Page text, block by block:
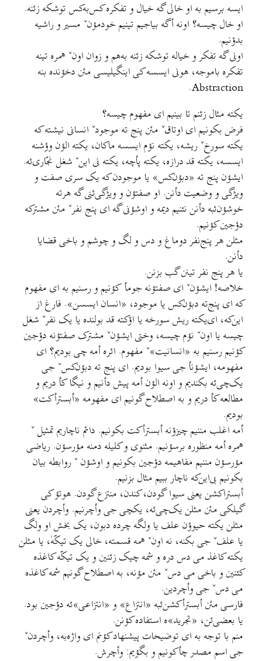
ایسه برسیم به او خالی گه خیال و تفکره کس‌به‌کس توشکه زئنه.
او خال چیسه؟ اونه أگه بیاجیم تینیم خودمؤنˇ مسیر و راشیه
بدؤنیم.
اونی گه تفکر و خیاله توشکه زئنه به‌هم و زوان اونˇ همره تینه
تفکره باموجه، هونی ایسسه کی اینگیلیسی مئن دخؤنده بنه
Abstraction.
یکته مثال زئنم تا بینیم ای مفهوم چیسه؟
فرض بکونیم ای اوتاقˇ مئن پنج ته موجودˇ انسانی نیشته که
یکته سورخˇ ریشه، یکته نؤم ایسسه ماکان، یکته الؤن وؤشنه
ایسسه، یکته قد درازه، یکته پأچه، یکته نی اینˇ شغل نجّاری‌ئه.
ایشؤن پنج ته «دبؤن‌کس» یا موجودن که یک سری صفت و
ویژگی و وضعیت دأنن. او صفتؤن و ویژگی‌ئنی گه هرته
خوشؤن‌ئبه دأنن نئنیم دیمه و اوشؤنی گه ای پنج‌ نفرˇ مئن مشترکه
دؤجین کؤنیم.
مثلن هر پنج‌نفر دوماغ و دس و لگ و چوشم و باخی قضایا
دأنن.
یا هر پنج نفر تینن گب بزنن.
خلاصه! ایشؤنˇ ای صفتؤنه جومأ کؤنیم و رسنیم به ای مفهوم
که ای پنج‌ته دبؤن‌کس یا موجود، «انسان ایسسن». فارغ از
این‌که، ای‌یکته ریش سورخه یا اؤکته قد بولنده یا یک نفرˇ شغل
چیسه یا اونˇ نؤم چیسه، وختی ایشؤنˇ مشترک صفتؤنه دؤجین
کؤنیم رسنیم به «انسانیت»ˇ مفهوم. ائره أمه چی بودیم؟ ای
مفهومه، ایشؤنأ جی سیوا بودیم. ای پنج ته دبؤن‌کسˇ جی
یک‌چی‌ئه بکندیم و اونه الؤن أمه پیش دأنیم و نیگا کأ دریم و
مطالعه کأ دریم و به اصطلاح گونیم ای مفهومه «أبسترأکت»
بودیم.
أمه اغلب مننیم چیزؤنه أبسترأکت بکونیم. دائم ناچاریم تمثیل ˇ
همره أمه منظوره برسؤنیم. مثنوی و کلیله دمنه مؤرسؤن. ریاضی
مؤرسؤن مننیم مفاهیمه دؤجین بکونیم و اوشؤن ˇ روابطه بیان
بکونیم بی‌این‌که ناچار ببیم مثال بزنیم.
أبستراکشن یعنی سیوا گودن، کندن، منتزع گودن. هوتؤ کی
گیلکی مئن مثلن یک‌چی‌ئه، یکچی جی وأچرنیم. وأچردن یعنی
مثلن یکته حیوؤن علف یا ولگه چرده دبون، یک بخش او ولگ
یا علفˇ جی بکنه، نه اونˇ همه قسمته، خالی یک تیکّهٰ، یا مثلن
یکته کاغذ می دس دره و شمه چیک زئنین و یک تیکّه کاغذه
کئنین و باخی می دسˇ مئن مؤنه، به اصطلاح گونیم شمه کاغذه
می دسˇ جی وأچردین.
فارسی مئن أبسترأکشن‌ئبه «انتزاع» و «انتزاعی»ئه دؤجین بود.
یا بعضی‌ئن، «تجرید»ه استفاده کؤنن.
منم با توجه به ای توضیحات پیشنهاد کؤنم ای واژه‌به، وأچردنˇ
جی اسم مصدر چأکونیم و بگؤیم: وأچرش.